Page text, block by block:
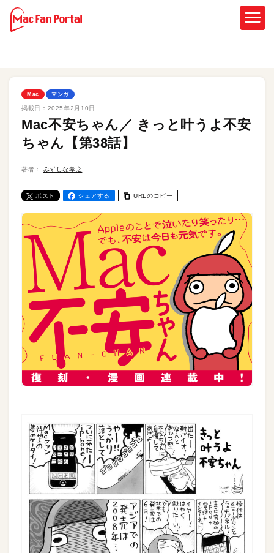
Mac マンガ
掲載日： 2025年2月10日
Mac不安ちゃん／ きっと叶うよ不安
ちゃん【第38話】
著者： みずしな孝之
ポスト シェアする URLのコピー